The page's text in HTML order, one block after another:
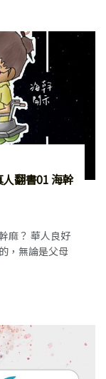
翻書01 海幹
麻？ 華人良好
，無論是父母